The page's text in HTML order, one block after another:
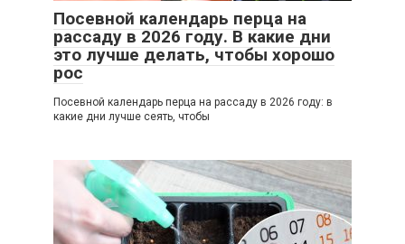
Посевной календарь перца на
рассаду в 2026 году. В какие дни
это лучше делать, чтобы хорошо
рос
Посевной календарь перца на рассаду в 2026 году: в
какие дни лучше сеять, чтобы